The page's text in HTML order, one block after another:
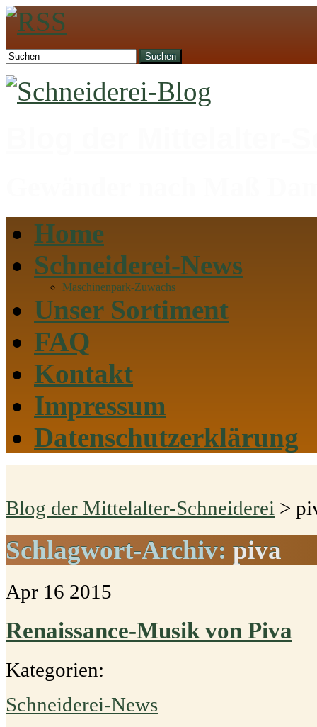
Suchen
Home
Schneiderei-News
Maschinenpark-Zuwachs
Unser Sortiment
FAQ
Kontakt
Impressum
Datenschutzerklärung
Blog der Mittelalter-Schneiderei >
Schlagwort-Archiv: piva
Apr 16 2015
Renaissance-Musik von Piva
Kategorien:
Schneiderei-News